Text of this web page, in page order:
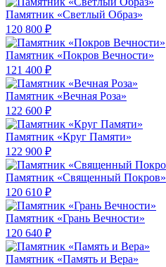
Памятник «Светлый Образ»
120 800 ₽
Памятник «Покров Вечности»
121 400 ₽
Памятник «Вечная Роза»
122 600 ₽
Памятник «Круг Памяти»
122 900 ₽
Памятник «Священный Покров»
120 610 ₽
Памятник «Грань Вечности»
120 640 ₽
Памятник «Память и Вера»